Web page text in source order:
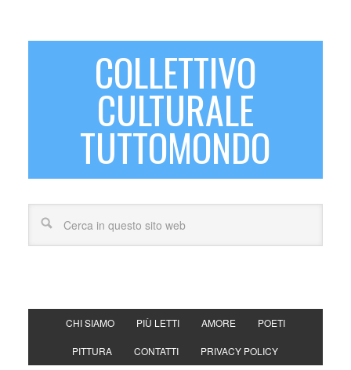
COLLETTIVO
CULTURALE
TUTTOMONDO
CHI SIAMO PIÙ LETTI AMORE POETI
PITTURA CONTATTI PRIVACY POLICY